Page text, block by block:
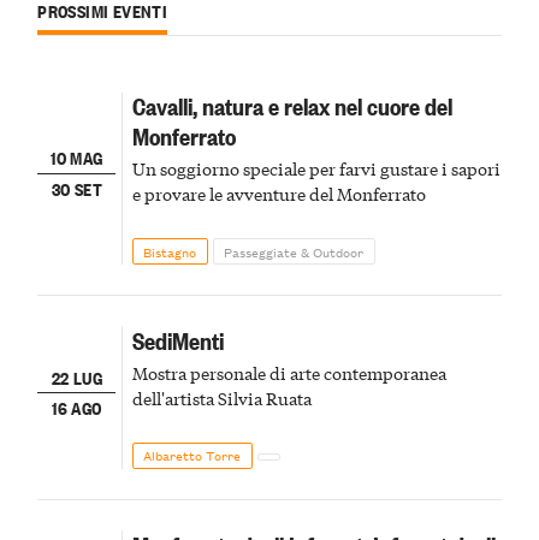
PROSSIMI EVENTI
10 MAG
30 SET
Cavalli, natura e relax nel cuore del
Monferrato
Un soggiorno speciale per farvi gustare i sapori
e provare le avventure del Monferrato
Bistagno Passeggiate & Outdoor
22 LUG
16 AGO
SediMenti
Mostra personale di arte contemporanea
dell'artista Silvia Ruata
Albaretto Torre